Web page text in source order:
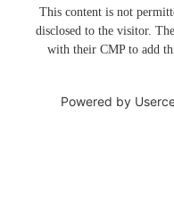
This content is not
disclosed to the visitor.
with their CMP to add
Powered by